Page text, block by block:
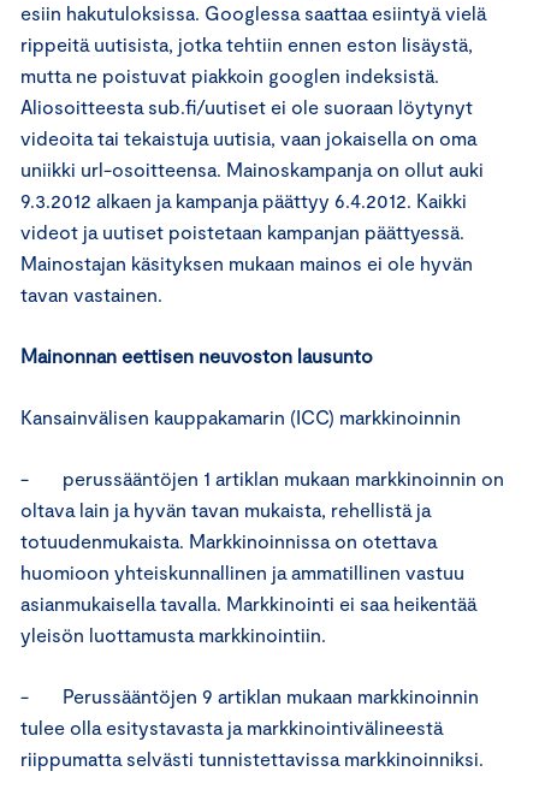
esiin hakutuloksissa. Googlessa saattaa esiintyä vielä
rippeitä uutisista, jotka tehtiin ennen eston lisäystä,
mutta ne poistuvat piakkoin googlen indeksistä.
Aliosoitteesta sub.fi/uutiset ei ole suoraan löytynyt
videoita tai tekaistuja uutisia, vaan jokaisella on oma
uniikki url-osoitteensa. Mainoskampanja on ollut auki
9.3.2012 alkaen ja kampanja päättyy 6.4.2012. Kaikki
videot ja uutiset poistetaan kampanjan päättyessä.
Mainostajan käsityksen mukaan mainos ei ole hyvän
tavan vastainen.
Mainonnan eettisen neuvoston lausunto
Kansainvälisen kauppakamarin (ICC) markkinoinnin
- perussääntöjen 1 artiklan mukaan markkinoinnin on
oltava lain ja hyvän tavan mukaista, rehellistä ja
totuudenmukaista. Markkinoinnissa on otettava
huomioon yhteiskunnallinen ja ammatillinen vastuu
asianmukaisella tavalla. Markkinointi ei saa heikentää
yleisön luottamusta markkinointiin.
- Perussääntöjen 9 artiklan mukaan markkinoinnin
tulee olla esitystavasta ja markkinointivälineestä
riippumatta selvästi tunnistettavissa markkinoinniksi.